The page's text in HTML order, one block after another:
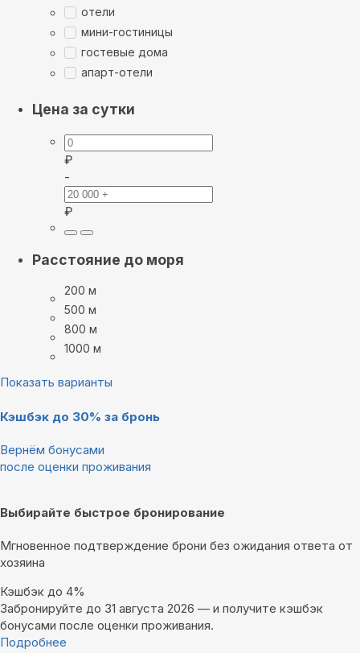
отели
мини-гостиницы
гостевые дома
апарт-отели
Цена за сутки
₽
-
₽
Расстояние до моря
200 м
500 м
800 м
1000 м
Показать варианты
Кэшбэк до 30% за бронь
Вернём бонусами
после оценки проживания
Выбирайте быстрое бронирование
Мгновенное подтверждение брони без ожидания ответа от
хозяина
Кэшбэк до 4%
Забронируйте до 31 августа 2026 — и получите кэшбэк
бонусами после оценки проживания.
Подробнее